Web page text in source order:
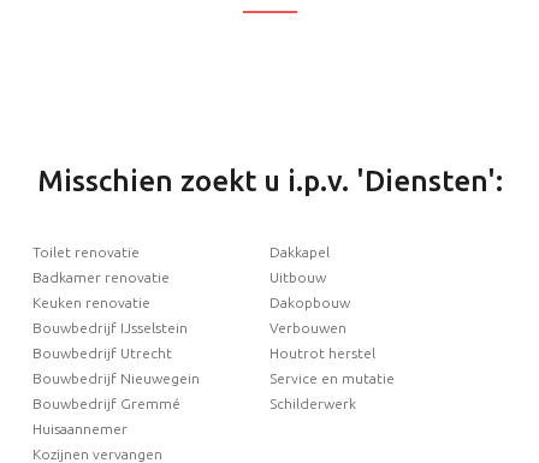
Misschien zoekt u i.p.v. 'Diensten':
Toilet renovatie
Badkamer renovatie
Keuken renovatie
Bouwbedrijf IJsselstein
Bouwbedrijf Utrecht
Bouwbedrijf Nieuwegein
Bouwbedrijf Gremmé
Dakkapel
Uitbouw
Dakopbouw
Verbouwen
Houtrot herstel
Service en mutatie
Schilderwerk
Huisaannemer
Kozijnen vervangen